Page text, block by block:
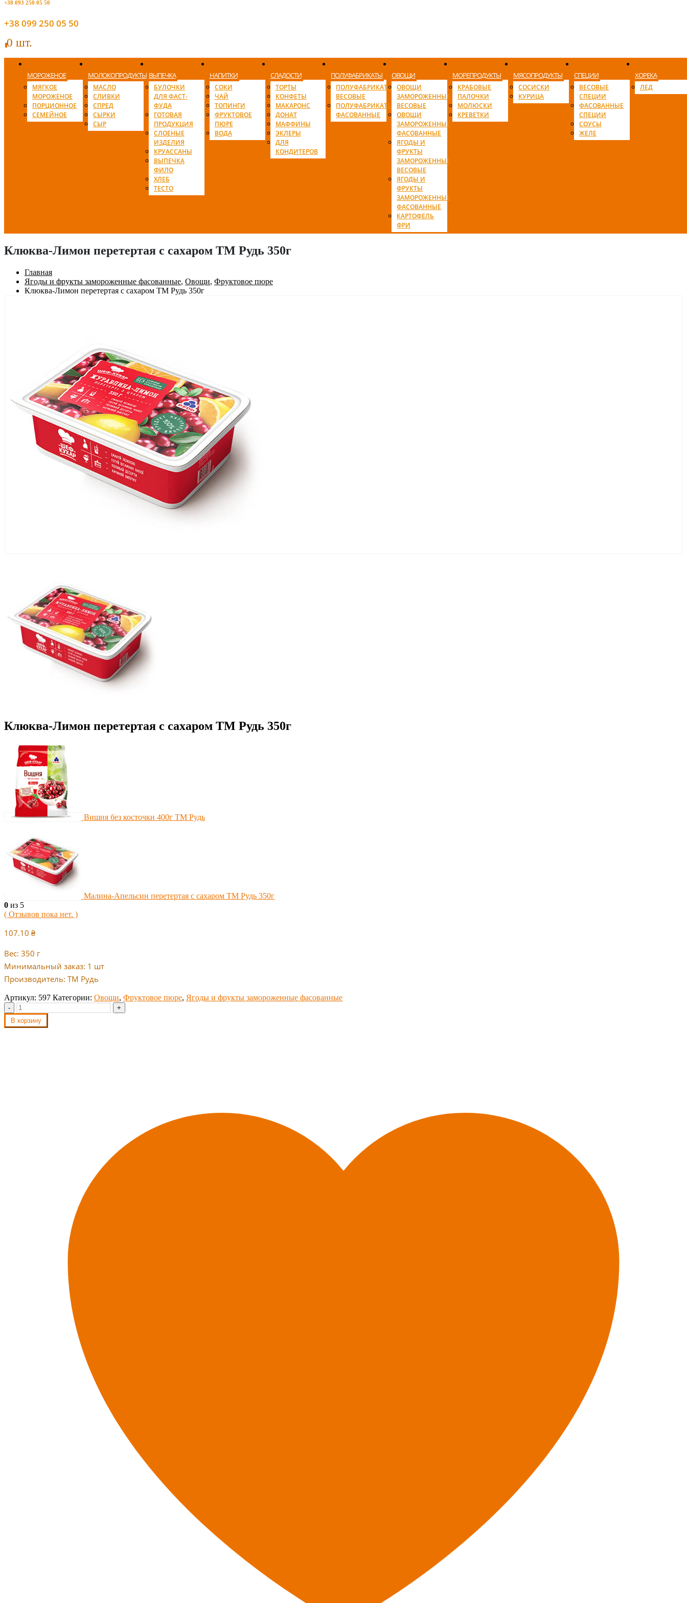
+38 093 250 05 50
+38 099 250 05 50
00 шт.
МОРОЖЕНОЕ
МЯГКОЕ
МОРОЖЕНОЕ
ПОРЦИОННОЕ
СЕМЕЙНОЕ
МОЛОКОПРОДУКТЫ
МАСЛО
СЛИВКИ
СПРЕД
СЫРКИ
СЫР
ВЫПЕЧКА
БУЛОЧКИ
ДЛЯ ФАСТ-
ФУДА
ГОТОВАЯ
ПРОДУКЦИЯ
СЛОЕНЫЕ
ИЗДЕЛИЯ
КРУАССАНЫ
ВЫПЕЧКА
ФИЛО
ХЛЕБ
ТЕСТО
НАПИТКИ
СОКИ
ЧАЙ
ТОПИНГИ
ФРУКТОВОЕ
ПЮРЕ
ВОДА
СЛАДОСТИ
ТОРТЫ
КОНФЕТЫ
МАКАРОНС
ДОНАТ
МАФФИНЫ
ЭКЛЕРЫ
ДЛЯ
КОНДИТЕРОВ
ПОЛУФАБРИКАТЫ
ПОЛУФАБРИКАТЫ
ВЕСОВЫЕ
ПОЛУФАБРИКАТЫ
ФАСОВАННЫЕ
ОВОЩИ
ОВОЩИ
ЗАМОРОЖЕННЫЕ
ВЕСОВЫЕ
ОВОЩИ
ЗАМОРОЖЕННЫЕ
ФАСОВАННЫЕ
ЯГОДЫ И
ФРУКТЫ
ЗАМОРОЖЕННЫЕ
ВЕСОВЫЕ
ЯГОДЫ И
ФРУКТЫ
ЗАМОРОЖЕННЫЕ
ФАСОВАННЫЕ
КАРТОФЕЛЬ
ФРИ
МОРЕПРОДУКТЫ
КРАБОВЫЕ
ПАЛОЧКИ
МОЛЮСКИ
КРЕВЕТКИ
МЯСОПРОДУКТЫ
СОСИСКИ
КУРИЦА
СПЕЦИИ
ВЕСОВЫЕ
СПЕЦИИ
ФАСОВАННЫЕ
СПЕЦИИ
СОУСЫ
ЖЕЛЕ
ХОРЕКА
ЛЕД
Клюква-Лимон перетертая с сахаром ТМ Рудь 350г
Главная
Ягоды и фрукты замороженные фасованные, Овощи, Фруктовое пюре
Клюква-Лимон перетертая с сахаром ТМ Рудь 350г
Клюква-Лимон перетертая с сахаром ТМ Рудь 350г
Вишня без косточки 400г ТМ Рудь
Малина-Апельсин перетертая с сахаром ТМ Рудь 350г
0 из 5
( Отзывов пока нет. )
107.10 ₴
Вес: 350 г
Минимальный заказ: 1 шт
Производитель: ТМ Рудь
Артикул: 597 Категории: Овощи, Фруктовое пюре, Ягоды и фрукты замороженные фасованные
-
+
В корзину